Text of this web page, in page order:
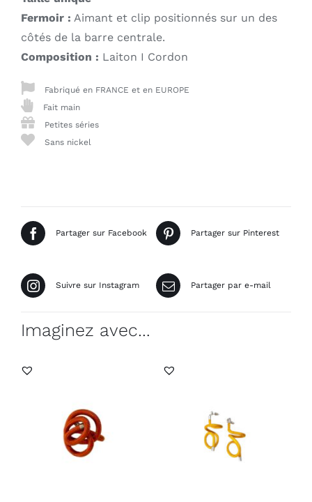
Fermoir : Aimant et clip positionnés sur un des
côtés de la barre centrale.
Composition : Laiton I Cordon
Fabriqué en FRANCE et en EUROPE
Fait main
Petites séries
Sans nickel
Partager sur Facebook Partager sur Pinterest
Suivre sur Instagram Partager par e-mail
Imaginez avec…